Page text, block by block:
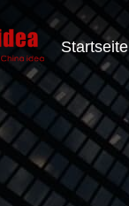
Startseite